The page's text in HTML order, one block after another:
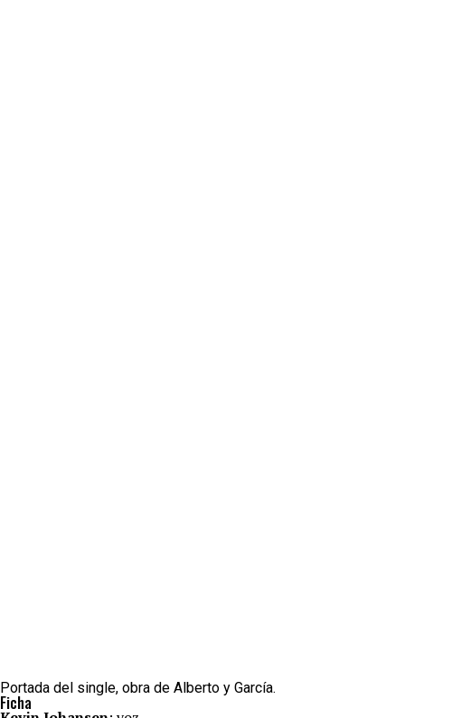
Portada del single, obra de Alberto y García.
Ficha